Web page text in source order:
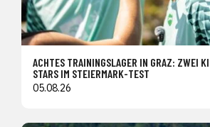
ACHTES TRAININGSLAGER IN GRAZ: ZWEI
STARS IM STEIERMARK-TEST
05.08.26